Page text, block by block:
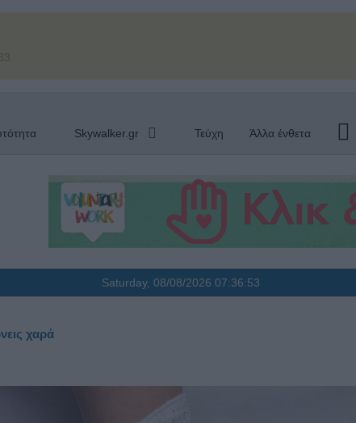
Skywalker.gr Τεύχη Άλλα ένθετα
Saturday, 08/08/2026 07:36:53
χαρά